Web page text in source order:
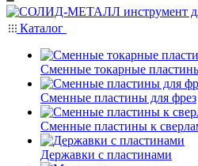
Каталог
Сменные токарные
Сменные пластины для фрез
Сменные пластины к
Державки с пластинами